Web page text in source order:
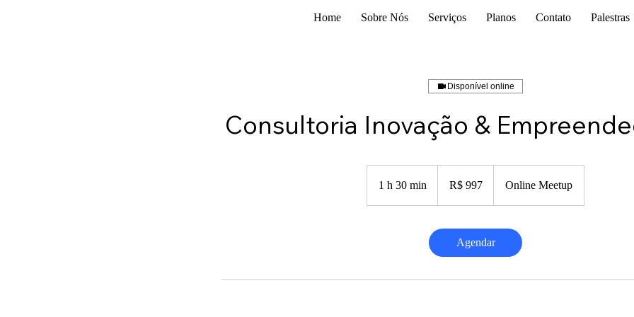
Home Sobre Nós Serviços Planos Contato Palestras
Disponível online
Consultoria Inovação &
1 h 30 min
m
brasileiros
R$ 997 Online Meetup
Agendar